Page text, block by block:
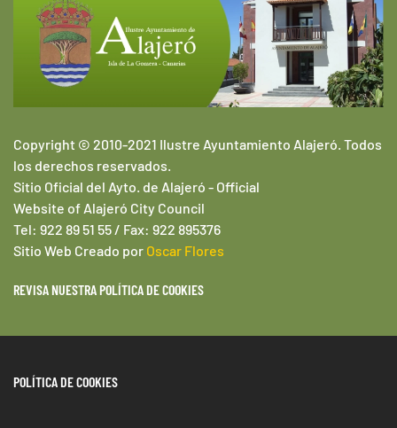
Copyright © 2010-2021 Ilustre Ayuntamiento Alajeró. Todos
los derechos reservados.
Sitio Oficial del Ayto. de Alajeró - Official
Website of Alajeró City Council
Tel: 922 89 51 55 / Fax: 922 895376
Sitio Web Creado por Oscar Flores
REVISA NUESTRA POLÍTICA DE COOKIES
POLÍTICA DE COOKIES